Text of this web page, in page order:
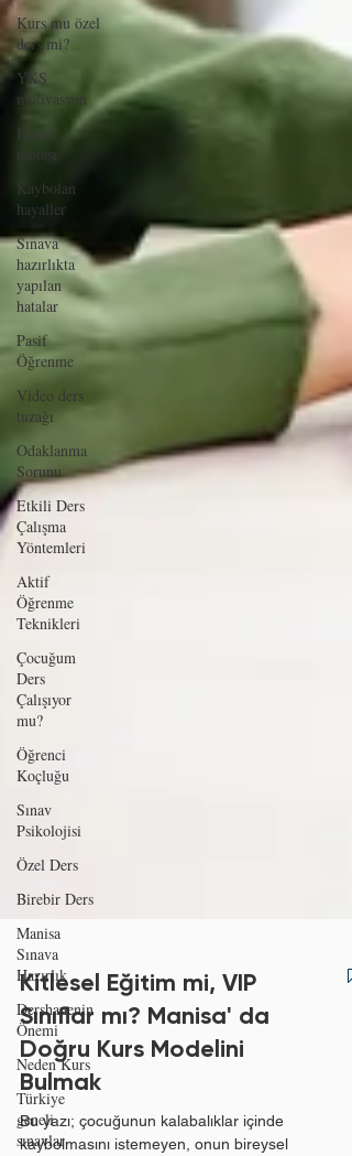
Kurs mu özel
ders mi?
YKS
motivasyon
Kahve
molası
Kaybolan
hayaller
Sınava
hazırlıkta
yapılan
hatalar
Pasif
Öğrenme
Video ders
tuzağı
Odaklanma
Sorunu
Etkili Ders
Çalışma
Yöntemleri
Aktif
Öğrenme
Teknikleri
Çocuğum
Ders
Çalışıyor
mu?
Öğrenci
Koçluğu
Sınav
Psikolojisi
Özel Ders
Birebir Ders
Manisa
Sınava
Hazırlık
Dershanenin
Önemi
Neden Kurs
Türkiye
geneli
sınavlar
Kitlesel Eğitim mi, VIP
Sınıflar mı? Manisa' da
Doğru Kurs Modelini
Bulmak